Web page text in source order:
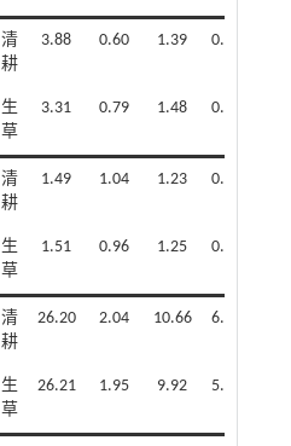
清
耕
3.88 0.60 1.39 0.45
生
草
3.31 0.79 1.48 0.59
清
耕
1.49 1.04 1.23 0.12
生
草
1.51 0.96 1.25 0.13
清
耕
26.20 2.04 10.66 6.05
生
草
26.21 1.95 9.92 5.61